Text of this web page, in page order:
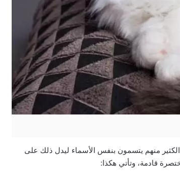
منهم يتسمون بنفس الأسماء ليدل ذلك على
قادمة، وتأتي هكذا: